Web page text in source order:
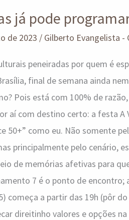
já pode
de 2023 / Gilberto Evangelista -
peneiradas por quem é
final de semana ainda
Pois está com 100% de
aí com destino certo: a festa
50+” como eu. Não somente
principalmente pelo cenário,
de memórias afetivas para
7 é o ponto de
começa a partir das 19h (pôr
direitinho valores e opções